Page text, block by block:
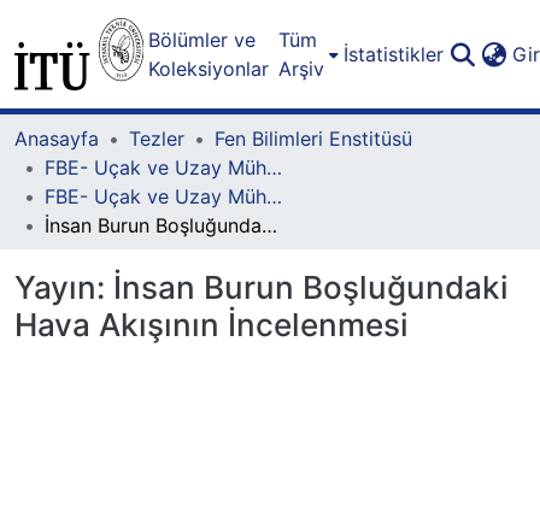
Bölümler ve
Koleksiyonlar
Tüm
Arşiv
İstatistikler
Anasayfa Tezler
Fen Bilimleri Enstitüsü
FBE- Uçak ve Uzay Mühendisliği Lisansüstü Programı
FBE- Uçak ve Uzay Mühendisliği Lisansüstü Programı - Yüksek Lisans
İnsan Burun Boşluğundaki Hava Akışının İncelenmesi
Yayın: İnsan Burun Boşluğundaki
Hava Akışının İncelenmesi